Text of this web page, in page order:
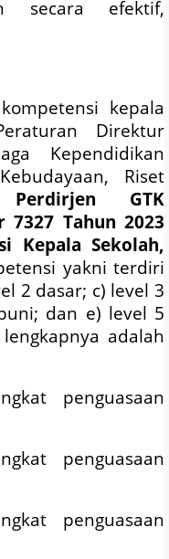
secara efektif,
kepala
Direktur
Kependidikan
Riset
Perdirjen GTK
Tahun 2023
Kepala Sekolah,
yakni terdiri
2 dasar; c) level 3
dan e) level 5
adalah
penguasaan
penguasaan
penguasaan